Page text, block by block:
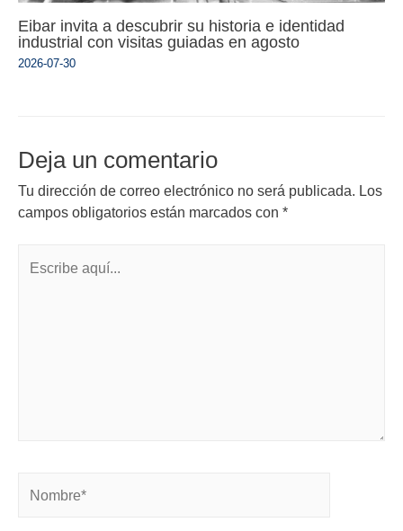
Eibar invita a descubrir su historia e identidad
industrial con visitas guiadas en agosto
2026-07-30
Deja un comentario
Tu dirección de correo electrónico no será publicada. Los
campos obligatorios están marcados con *